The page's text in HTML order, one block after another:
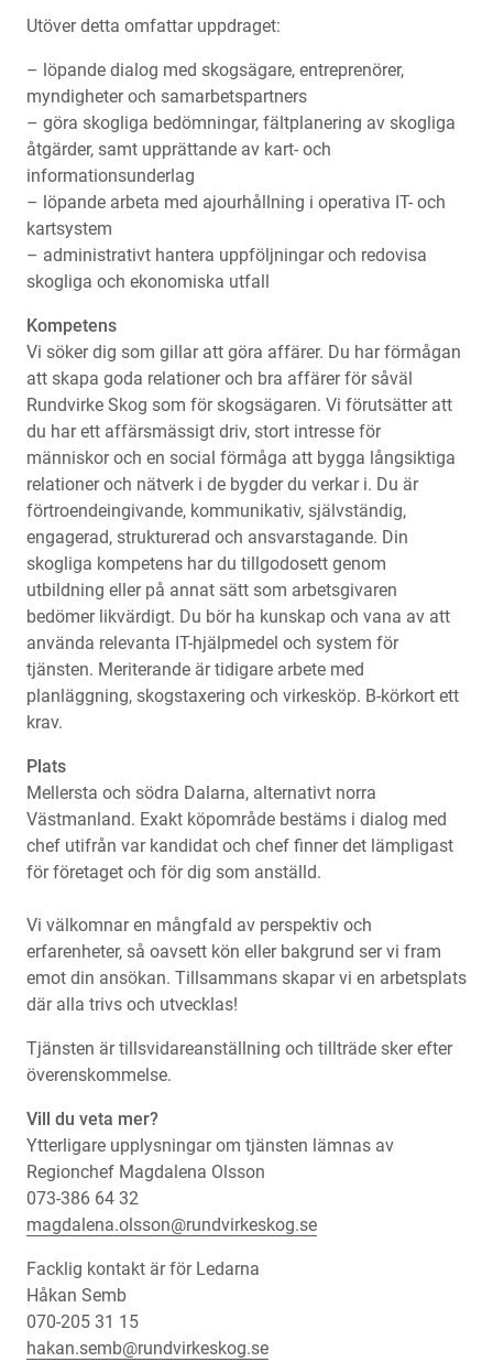
Utöver detta omfattar uppdraget:
– löpande dialog med skogsägare, entreprenörer,
myndigheter och samarbetspartners
– göra skogliga bedömningar, fältplanering av skogliga
åtgärder, samt upprättande av kart- och
informationsunderlag
– löpande arbeta med ajourhållning i operativa IT- och
kartsystem
– administrativt hantera uppföljningar och redovisa
skogliga och ekonomiska utfall
Kompetens
Vi söker dig som gillar att göra affärer. Du har förmågan
att skapa goda relationer och bra affärer för såväl
Rundvirke Skog som för skogsägaren. Vi förutsätter att
du har ett affärsmässigt driv, stort intresse för
människor och en social förmåga att bygga långsiktiga
relationer och nätverk i de bygder du verkar i. Du är
förtroendeingivande, kommunikativ, självständig,
engagerad, strukturerad och ansvarstagande. Din
skogliga kompetens har du tillgodosett genom
utbildning eller på annat sätt som arbetsgivaren
bedömer likvärdigt. Du bör ha kunskap och vana av att
använda relevanta IT-hjälpmedel och system för
tjänsten. Meriterande är tidigare arbete med
planläggning, skogstaxering och virkesköp. B-körkort ett
krav.
Plats
Mellersta och södra Dalarna, alternativt norra
Västmanland. Exakt köpområde bestäms i dialog med
chef utifrån var kandidat och chef finner det lämpligast
för företaget och för dig som anställd.
Vi välkomnar en mångfald av perspektiv och
erfarenheter, så oavsett kön eller bakgrund ser vi fram
emot din ansökan. Tillsammans skapar vi en arbetsplats
där alla trivs och utvecklas!
Tjänsten är tillsvidareanställning och tillträde sker efter
överenskommelse.
Vill du veta mer?
Ytterligare upplysningar om tjänsten lämnas av
Regionchef Magdalena Olsson
073-386 64 32
magdalena.olsson@rundvirkeskog.se
Facklig kontakt är för Ledarna
Håkan Semb
070-205 31 15
hakan.semb@rundvirkeskog.se